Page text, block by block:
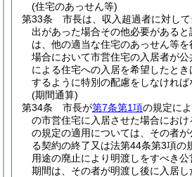
(住宅のあっせん等)
第33条
市長は、収入超過者に対し
出があった場合その他必要がある
は、他の適当な住宅のあっせん等を
場合において市営住宅の入居者が
による住宅への入居を希望したと
するように特別の配慮をしなければ
(期間通算)
第34条
市長が第7条第1項の規定に
の市営住宅に入居させた場合におけ
の規定の適用については、その者
る契約の終了又は法第44条第3項の
用途の廃止により明渡しをすべき
期間は、その者が明渡し後に入居